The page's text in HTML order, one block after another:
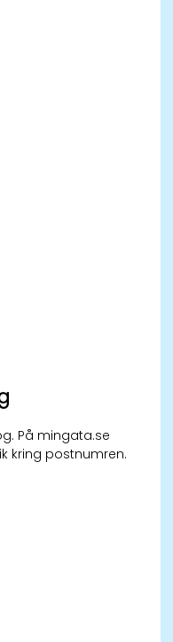
På mingata.se
kring postnumren.